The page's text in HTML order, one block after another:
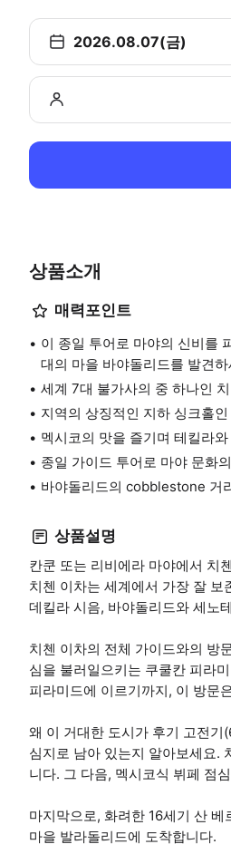
2026.08.07(금)
상품소개
매력포인트
이 종일 투어로 마야의 신비를
대의 마을 바야돌리드를 발견
세계 7대 불가사의 중 하나인
지역의 상징적인 지하 싱크홀
멕시코의 맛을 즐기며 테킬라
종일 가이드 투어로 마야 문화
바야돌리드의 cobblestone 거
상품설명
칸쿤 또는 리비에라 마야에서 치
치첸 이차는 세계에서 가장 잘
데킬라 시음, 바야돌리드와 세노
치첸 이차의 전체 가이드와의 방
심을 불러일으키는 쿠쿨칸 피라
피라미드에 이르기까지, 이 방문
왜 이 거대한 도시가 후기 고전
심지로 남아 있는지 알아보세요.
니다. 그 다음, 멕시코식 뷔페 점
마지막으로, 화려한 16세기 산
마을 발라돌리드에 도착합니다.